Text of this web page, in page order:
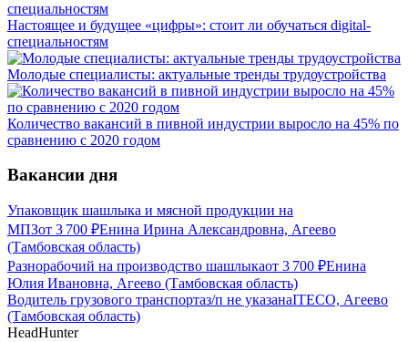
Настоящее и будущее «цифры»: стоит ли обучаться digital-
специальностям
Молодые специалисты: актуальные тренды трудоустройства
Количество вакансий в пивной индустрии выросло на 45% по
сравнению с 2020 годом
Вакансии дня
Упаковщик шашлыка и мясной продукции на
МПЗот 3 700 ₽Енина Ирина Александровна, Агеево
(Тамбовская область)
Разнорабочий на производство шашлыкаот 3 700 ₽Енина
Юлия Ивановна, Агеево (Тамбовская область)
Водитель грузового транспортаз/п не указанаITECO, Агеево
(Тамбовская область)
HeadHunter